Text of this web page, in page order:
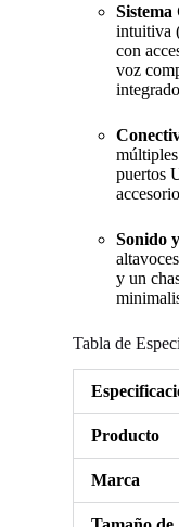
intuitiva
con
voz
puertos
Sonido
y un
Tabla de
Producto
Marca